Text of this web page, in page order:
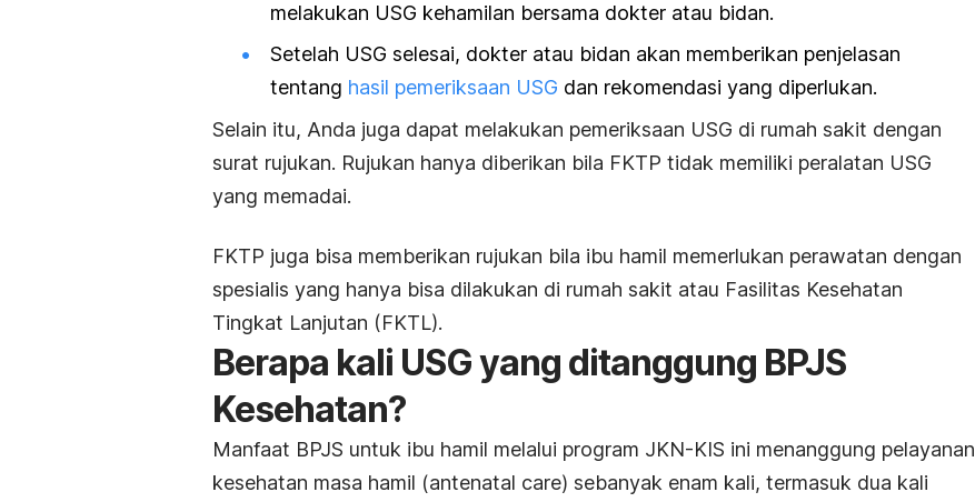
melakukan USG kehamilan bersama dokter atau bidan.
Setelah USG selesai, dokter atau bidan akan memberikan penjelasan
tentang hasil pemeriksaan USG dan rekomendasi yang diperlukan.
Selain itu, Anda juga dapat melakukan pemeriksaan USG di rumah sakit dengan
surat rujukan. Rujukan hanya diberikan bila FKTP tidak memiliki peralatan USG
yang memadai.
FKTP juga bisa memberikan rujukan bila ibu hamil memerlukan perawatan dengan
spesialis yang hanya bisa dilakukan di rumah sakit atau Fasilitas Kesehatan
Tingkat Lanjutan (FKTL).
Berapa kali USG yang ditanggung BPJS
Kesehatan?
Manfaat BPJS untuk ibu hamil melalui program JKN-KIS ini menanggung pelayanan
kesehatan masa hamil (antenatal care) sebanyak enam kali, termasuk dua kali